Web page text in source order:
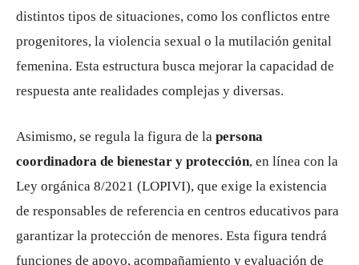
distintos tipos de situaciones, como los conflictos entre
progenitores, la violencia sexual o la mutilación genital
femenina. Esta estructura busca mejorar la capacidad de
respuesta ante realidades complejas y diversas.
Asimismo, se regula la figura de la persona
coordinadora de bienestar y protección, en línea con la
Ley orgánica 8/2021 (LOPIVI), que exige la existencia
de responsables de referencia en centros educativos para
garantizar la protección de menores. Esta figura tendrá
funciones de apoyo, acompañamiento y evaluación de